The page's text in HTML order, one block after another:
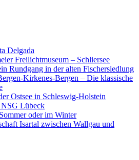
Delgada
Freilichtmuseum – Schliersee
Rundgang in der alten Fischersiedlung
Kirkenes-Bergen – Die klassische
Ostsee in Schleswig-Holstein
Lübeck
oder im Winter
Isartal zwischen Wallgau und